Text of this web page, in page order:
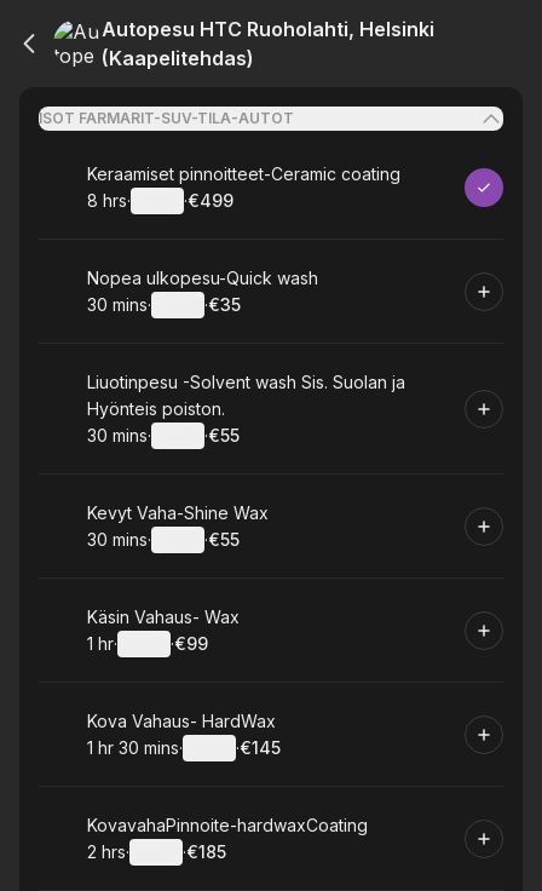
Autopesu HTC Ruoholahti, Helsinki
(Kaapelitehdas)
ISOT FARMARIT-SUV-TILA-AUTOT
Book
Keraamiset pinnoitteet-Ceramic coating
. Duration:
8 hrs· ·
.Price
€499
Book
Nopea ulkopesu-Quick wash
.Duration:
30 mins· ·
.Price
€35
Book
Liuotinpesu -Solvent wash Sis. Suolan ja
Hyönteis poiston.
.Duration:
30 mins· ·
.Price
€55
Book
Kevyt Vaha-Shine Wax
.Duration:
30 mins· ·
.Price
€55
Book
Käsin Vahaus- Wax
. Duration :
1 hr· ·
.Price
€99
Book
Kova Vahaus- HardWax
. Duration:
1 hr 30 mins· ·
.Price
€145
Book
KovavahaPinnoite-hardwaxCoating
. Duration:
2 hrs· ·
.Price
€185